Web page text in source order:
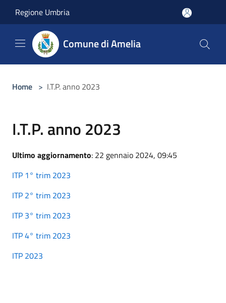
Regione Umbria
Comune di Amelia
Home > I.T.P. anno 2023
I.T.P. anno 2023
Ultimo aggiornamento: 22 gennaio 2024, 09:45
ITP 1° trim 2023
ITP 2° trim 2023
ITP 3° trim 2023
ITP 4° trim 2023
ITP 2023